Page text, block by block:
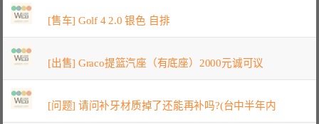
[售车] Golf 4 2.0 银色 自排
[出售] Graco提篮汽座（有底座）2000元诚可议
[问题] 请问补牙材质掉了还能再补吗?(台中半年内